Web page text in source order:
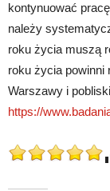
kontynuować
należy
roku życia muszą
roku życia powinni
Warszawy i
https://